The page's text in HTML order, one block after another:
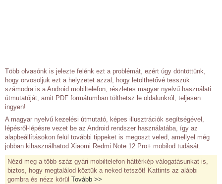
Több olvasónk is jelezte felénk ezt a problémát, ezért úgy döntöttünk,
hogy orvosoljuk ezt a helyzetet azzal, hogy letölthetővé tesszük
számodra is a Android mobiltelefon, részletes magyar nyelvű használati
útmutatóját, amit PDF formátumban tölthetsz le oldalunkról, teljesen
ingyen!
A magyar nyelvű kezelési útmutató, képes illusztrációk segítségével,
lépésről-lépésre vezet be az Android rendszer használatába, így az
alapbeállításokon felül további tippeket is megoszt veled, amellyel még
jobban kihasználhatod Xiaomi Redmi Note 12 Pro+ mobilod tudását.
Nézd meg a több száz gyári mobiltelefon háttérkép válogatásunkat is,
biztos, hogy megtalálod köztük a neked tetszőt! Kattints az alábbi
gombra és nézz körül Tovább >>